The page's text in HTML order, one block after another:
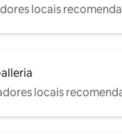
locais
locais